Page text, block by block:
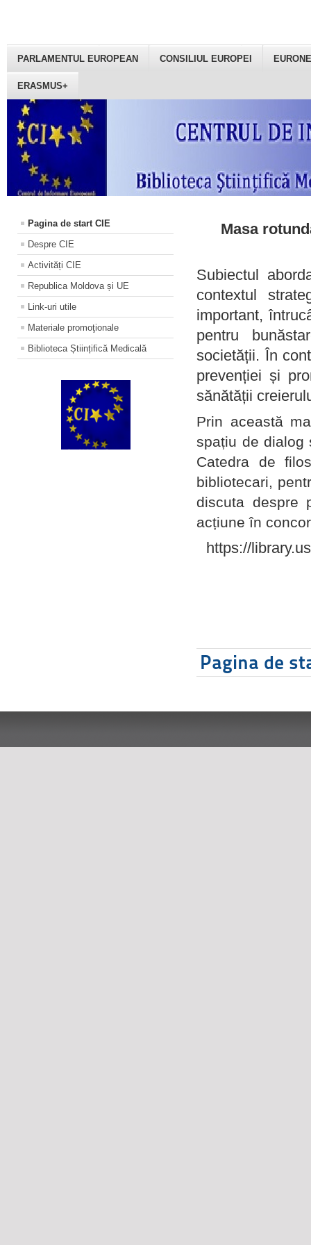
PARLAMENTUL EUROPEAN CONSILIUL EUROPEI
ERASMUS+
Pagina de start CIE
Despre CIE
Activități CIE
Republica Moldova și UE
Link-uri utile
Materiale promoţionale
Biblioteca Științifică Medicală
Masa
Subiectul
contextul
important,
pentru
societății. În
prevenției și
sănătății
Prin această
spațiu de dialog
Catedra de
bibliotecari,
discuta despre
acțiune în
https://
Pagina de